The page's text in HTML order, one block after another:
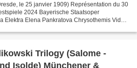
le 25 janvier 1909) Représentation du 30
2024 Bayerische Staatsoper
Elektra Elena Pankratova Chrysothemis Vida
Trilogy (Salome -
Isolde) Münchener &